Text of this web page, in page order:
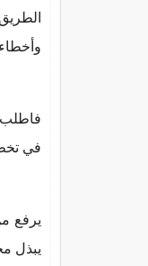
فاطلب
في
يرفع
يبذل